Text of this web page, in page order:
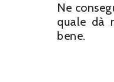
Ne
quale dà
bene.